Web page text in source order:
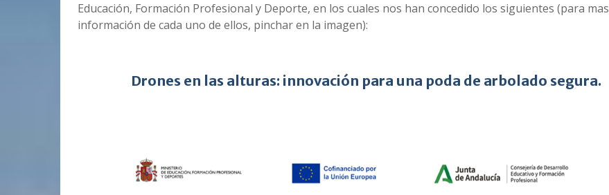
Educación, Formación Profesional y Deporte, en los cuales nos han concedido los siguientes (para mas
información de cada uno de ellos, pinchar en la imagen):
Drones en las alturas: innovación para una poda de arbolado segura.